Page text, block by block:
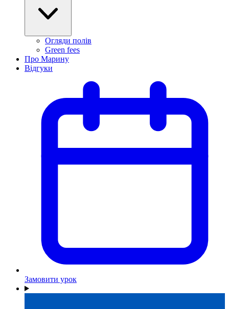
Огляди полів
Green fees
Про Марину
Відгуки
Замовити урок